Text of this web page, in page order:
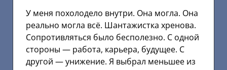
У меня похолодело внутри. Она могла. Она
реально могла всё. Шантажистка хренова.
Сопротивляться было бесполезно. С одной
стороны — работа, карьера, будущее. С
другой — унижение. Я выбрал меньшее из